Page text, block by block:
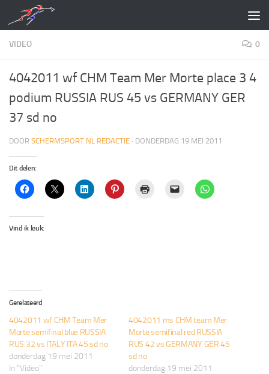
Doorgaan naar inhoud
VIDEO 0
4042011 wf CHM Team Mer Morte place 3 4
podium RUSSIA RUS 45 vs GERMANY GER
37 sd no
DOOR SCHERMSPORT.NL REDACTIE · DONDERDAG 19 MEI 2011
Dit delen:
Vind ik leuk:
Gerelateerd
4042011 wf CHM Team Mer
Morte semifinal blue RUSSIA
RUS 32 vs ITALY ITA 45 sd no
donderdag 19 mei 2011
In "Video"
4042011 ms CHM team Mer
Morte semifinal red RUSSIA
RUS 42 vs GERMANY GER 45
sd no
donderdag 19 mei 2011